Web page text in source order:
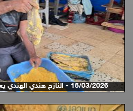
15/03/2026 - النازح هندي الهندي يعود لمهنة تمليح الأس ...